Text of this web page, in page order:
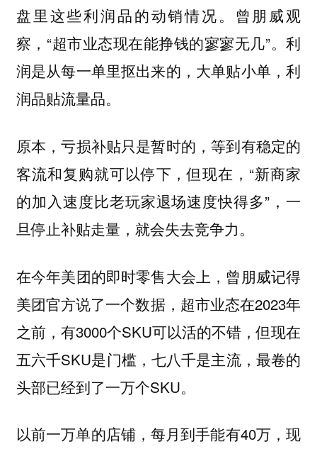
盘里这些利润品的动销情况。曾朋威观
察，“超市业态现在能挣钱的寥寥无几”。利
润是从每一单里抠出来的，大单贴小单，利
润品贴流量品。
原本，亏损补贴只是暂时的，等到有稳定的
客流和复购就可以停下，但现在，“新商家
的加入速度比老玩家退场速度快得多”，一
旦停止补贴走量，就会失去竞争力。
在今年美团的即时零售大会上，曾朋威记得
美团官方说了一个数据，超市业态在2023年
之前，有3000个SKU可以活的不错，但现在
五六千SKU是门槛，七八千是主流，最卷的
头部已经到了一万个SKU。
以前一万单的店铺，每月到手能有40万，现